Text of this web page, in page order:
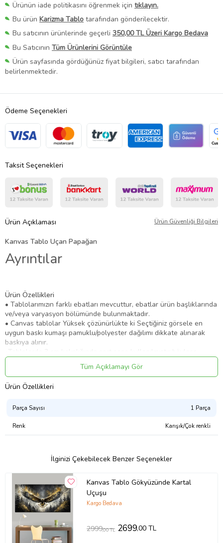
Ürünün iade politikasını öğrenmek için tıklayın.
Bu ürün Karizma Tablo tarafından gönderilecektir.
Bu satıcının ürünlerinde geçerli 350,00 TL Üzeri Kargo Bedava
Bu Satıcının Tüm Ürünlerini Görüntüle
Ürün sayfasında gördüğünüz fiyat bilgileri, satıcı tarafından
belirlenmektedir.
Ödeme Seçenekleri
Taksit Seçenekleri
Ürün Açıklaması Ürün Güvenliği Bilgileri
Kanvas Tablo Uçan Papağan
Ayrıntılar
Ürün Özellikleri
• Tablolarımızın farklı ebatları mevcuttur, ebatlar ürün başlıklarında
ve/veya varyasyon bölümünde bulunmaktadır.
• Canvas tablolar Yüksek çözünürlükte ki Seçtiğiniz görsele en
uygun baskı kumaşı pamuklu/polyester dağılımı dikkate alınarak
baskıya alınır.
zamanla eğilme bükülme gibi sorunlar yaşanmaz ayrıca görsel
kasnağın 4 kenarını örtecek şekilde arkaya doğru devam eder ve
bu yüzden ürün boyutlu bir görünüm kazanır.
• Çerçeveye ihtiyaç duyulmaz.
Ürün Kodu:
Tüm Açıklamayı Gör
Ürün Özellikleri
Parça Sayısı 1 Parça
Renk Karışık/Çok renkli
İlginizi Çekebilecek Benzer Seçenekler
Kanvas Tablo Gökyüzünde Kartal
Uçuşu
Kargo Bedava
2999,00 TL 2699,00 TL